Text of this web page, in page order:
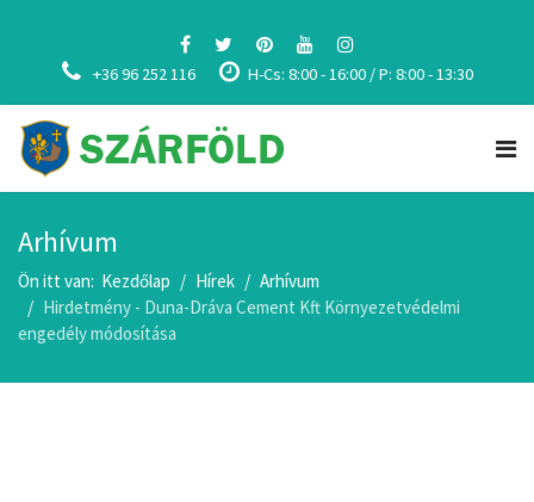
+36 96 252 116 H-Cs: 8:00 - 16:00 / P: 8:00 - 13:30
Arhívum
Ön itt van: Kezdőlap Hírek
Arhívum
Hirdetmény - Duna-Dráva Cement Kft Környezetvédelmi
engedély módosítása